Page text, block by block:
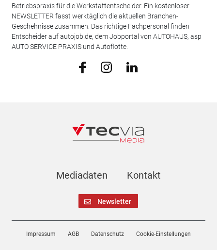
Betriebspraxis für die Werkstattentscheider. Ein kostenloser
NEWSLETTER fasst werktäglich die aktuellen Branchen-
Geschehnisse zusammen. Das richtige Fachpersonal finden
Entscheider auf autojob.de, dem Jobportal von AUTOHAUS, asp
AUTO SERVICE PRAXIS und Autoflotte.
Mediadaten Kontakt
Newsletter
Impressum AGB Datenschutz Cookie-Einstellungen